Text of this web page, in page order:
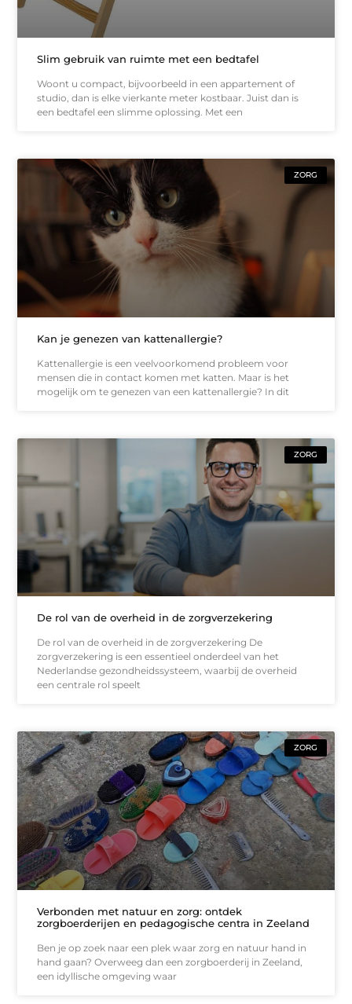
Slim gebruik van ruimte met een bedtafel
Woont u compact, bijvoorbeeld in een appartement of
studio, dan is elke vierkante meter kostbaar. Juist dan is
een bedtafel een slimme oplossing. Met een
ZORG
Kan je genezen van kattenallergie?
Kattenallergie is een veelvoorkomend probleem voor
mensen die in contact komen met katten. Maar is het
mogelijk om te genezen van een kattenallergie? In dit
ZORG
De rol van de overheid in de zorgverzekering
De rol van de overheid in de zorgverzekering De
zorgverzekering is een essentieel onderdeel van het
Nederlandse gezondheidssysteem, waarbij de overheid
een centrale rol speelt
ZORG
Verbonden met natuur en zorg: ontdek
zorgboerderijen en pedagogische centra in Zeeland
Ben je op zoek naar een plek waar zorg en natuur hand in
hand gaan? Overweeg dan een zorgboerderij in Zeeland,
een idyllische omgeving waar